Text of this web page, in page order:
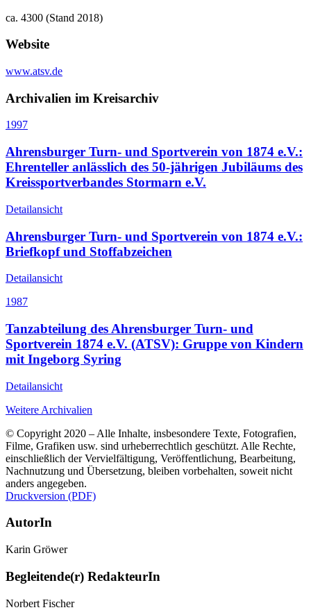
ca. 4300 (Stand 2018)
Website
www.atsv.de
Archivalien im Kreisarchiv
1997
Ahrensburger Turn- und Sportverein von 1874 e.V.:
Ehrenteller anlässlich des 50-jährigen Jubiläums des
Kreissportverbandes Stormarn e.V.
Detailansicht
Ahrensburger Turn- und Sportverein von 1874 e.V.:
Briefkopf und Stoffabzeichen
Detailansicht
1987
Tanzabteilung des Ahrensburger Turn- und
Sportverein 1874 e.V. (ATSV): Gruppe von Kindern
mit Ingeborg Syring
Detailansicht
Weitere Archivalien
© Copyright 2020 – Alle Inhalte, insbesondere Texte, Fotografien,
Filme, Grafiken usw. sind urheberrechtlich geschützt. Alle Rechte,
einschließlich der Vervielfältigung, Veröffentlichung, Bearbeitung,
Nachnutzung und Übersetzung, bleiben vorbehalten, soweit nicht
anders angegeben.
Druckversion (PDF)
AutorIn
Karin Gröwer
Begleitende(r) RedakteurIn
Norbert Fischer